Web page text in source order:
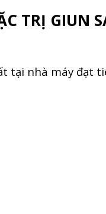
TRỊ GIUN
tại nhà máy